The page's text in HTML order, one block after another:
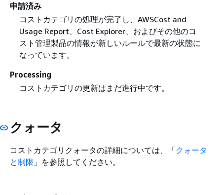
申請済み
コストカテゴリの処理が完了し、AWSCost and
Usage Report、Cost Explorer、およびその他のコ
スト管理製品の情報が新しいルールで最新の状態に
なっています。
Processing
コストカテゴリの更新はまだ進行中です。
クォータ
コストカテゴリクォータの詳細については、「クォータ
と制限 」を参照してください。